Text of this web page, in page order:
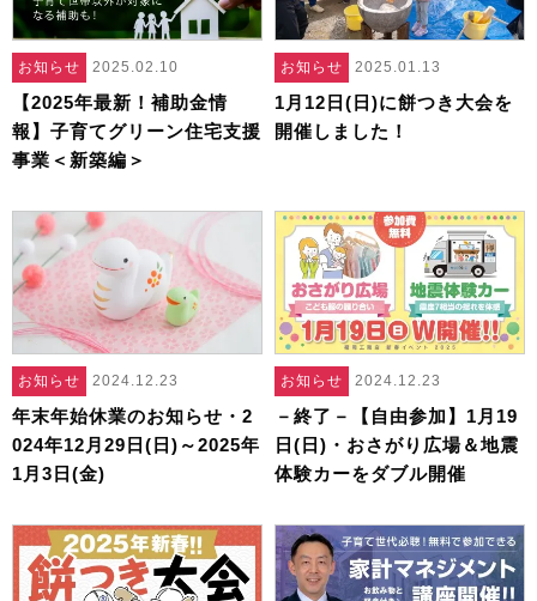
お知らせ 2025.02.10
【2025年最新！補助金情
報】子育てグリーン住宅支援
事業＜新築編＞
お知らせ 2025.01.13
1月12日(日)に餅つき大会を
開催しました！
お知らせ 2024.12.23
年末年始休業のお知らせ・2
024年12月29日(日)～2025年
1月3日(金)
お知らせ 2024.12.23
－終了－【自由参加】1月19
日(日)・おさがり広場＆地震
体験カーをダブル開催